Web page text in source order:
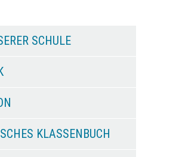
SCHULE
KLASSENBUCH